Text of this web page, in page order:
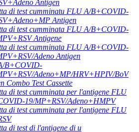
Antigen
di test cumminatu FLU A/B+COVID-
Antigen
di test cumminata FLU A/B+COVID-
Antigene
di test cumminata FLU A/B+COVID-
Adeno Antigen
B+COVID-
Adeno+MP/HRV+HPIV/BoV
Combo Test Cassette
di test cumminata per l'antigene FLU
19/MP+RSV/Adeno+HMPV
di test cumminata per l'antigene FLU
di test di l'antigene di u